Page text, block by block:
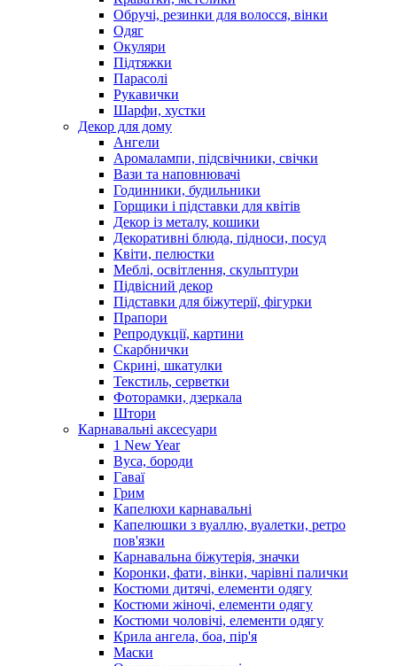
Обручі, резинки для волосся, вінки
Одяг
Окуляри
Підтяжки
Парасолі
Рукавички
Шарфи, хустки
Декор для дому
Ангели
Аромалампи, підсвічники, свічки
Вази та наповнювачі
Годинники, будильники
Горщики і підставки для квітів
Декор із металу, кошики
Декоративні блюда, підноси, посуд
Квіти, пелюстки
Меблі, освітлення, скульптури
Підвісний декор
Підставки для біжутерії, фігурки
Прапори
Репродукції, картини
Скарбнички
Скрині, шкатулки
Текстиль, серветки
Фоторамки, дзеркала
Штори
Карнавальні аксесуари
1 New Year
Вуса, бороди
Гаваї
Грим
Капелюхи карнавальні
Капелюшки з вуаллю, вуалетки, ретро
пов'язки
Карнавальна біжутерія, значки
Коронки, фати, вінки, чарівні палички
Костюми дитячі, елементи одягу
Костюми жіночі, елементи одягу
Костюми чоловічі, елементи одягу
Крила ангела, боа, пір'я
Маски